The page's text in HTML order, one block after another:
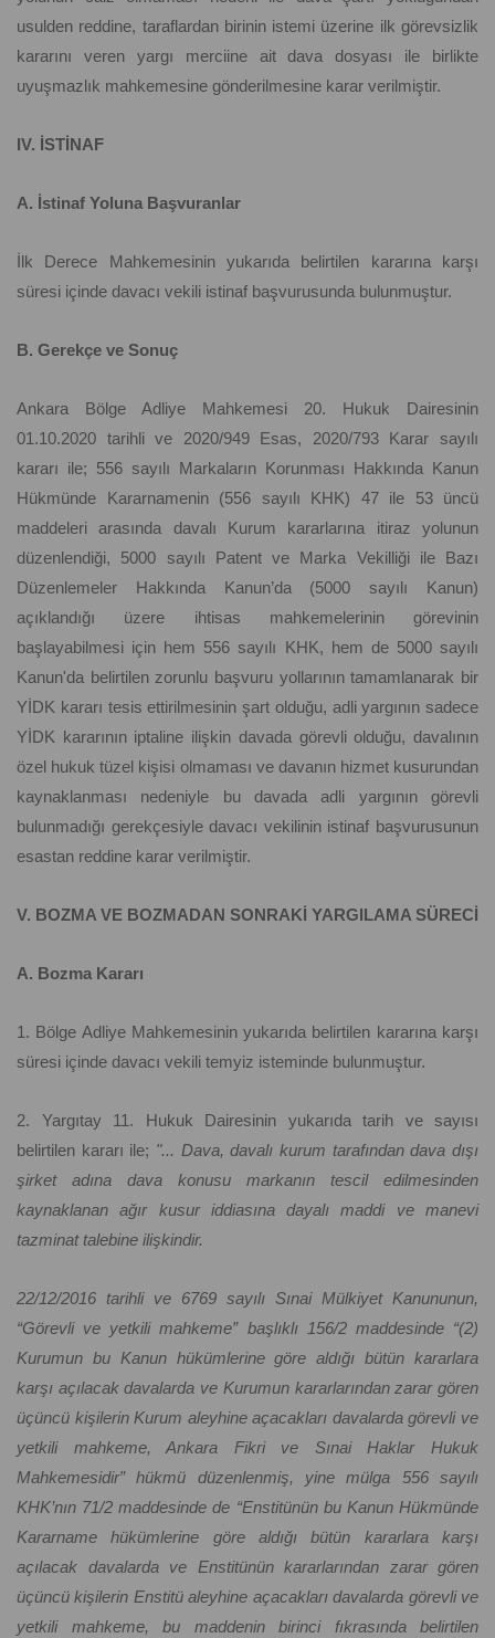
usulden reddine, taraflardan birinin istemi üzerine ilk görevsizlik
kararını veren yargı merciine ait dava dosyası ile birlikte
uyuşmazlık mahkemesine gönderilmesine karar verilmiştir.
IV. İSTİNAF
A. İstinaf Yoluna Başvuranlar
İlk Derece Mahkemesinin yukarıda belirtilen kararına karşı
süresi içinde davacı vekili istinaf başvurusunda bulunmuştur.
B. Gerekçe ve Sonuç
Ankara Bölge Adliye Mahkemesi 20. Hukuk Dairesinin
01.10.2020 tarihli ve 2020/949 Esas, 2020/793 Karar sayılı
kararı ile; 556 sayılı Markaların Korunması Hakkında Kanun
Hükmünde Kararnamenin (556 sayılı KHK) 47 ile 53 üncü
maddeleri arasında davalı Kurum kararlarına itiraz yolunun
düzenlendiği, 5000 sayılı Patent ve Marka Vekilliği ile Bazı
Düzenlemeler Hakkında Kanun’da (5000 sayılı Kanun)
açıklandığı üzere ihtisas mahkemelerinin görevinin
başlayabilmesi için hem 556 sayılı KHK, hem de 5000 sayılı
Kanun'da belirtilen zorunlu başvuru yollarının tamamlanarak bir
YİDK kararı tesis ettirilmesinin şart olduğu, adli yargının sadece
YİDK kararının iptaline ilişkin davada görevli olduğu, davalının
özel hukuk tüzel kişisi olmaması ve davanın hizmet kusurundan
kaynaklanması nedeniyle bu davada adli yargının görevli
bulunmadığı gerekçesiyle davacı vekilinin istinaf başvurusunun
esastan reddine karar verilmiştir.
V. BOZMA VE BOZMADAN SONRAKİ YARGILAMA SÜRECİ
A. Bozma Kararı
1. Bölge Adliye Mahkemesinin yukarıda belirtilen kararına karşı
süresi içinde davacı vekili temyiz isteminde bulunmuştur.
2. Yargıtay 11. Hukuk Dairesinin yukarıda tarih ve sayısı
belirtilen kararı ile; "... Dava, davalı kurum tarafından dava dışı
şirket adına dava konusu markanın tescil edilmesinden
kaynaklanan ağır kusur iddiasına dayalı maddi ve manevi
tazminat talebine ilişkindir.
22/12/2016 tarihli ve 6769 sayılı Sınai Mülkiyet Kanununun,
“Görevli ve yetkili mahkeme” başlıklı 156/2 maddesinde “(2)
Kurumun bu Kanun hükümlerine göre aldığı bütün kararlara
karşı açılacak davalarda ve Kurumun kararlarından zarar gören
üçüncü kişilerin Kurum aleyhine açacakları davalarda görevli ve
yetkili mahkeme, Ankara Fikri ve Sınai Haklar Hukuk
Mahkemesidir” hükmü düzenlenmiş, yine mülga 556 sayılı
KHK’nın 71/2 maddesinde de “Enstitünün bu Kanun Hükmünde
Kararname hükümlerine göre aldığı bütün kararlara karşı
açılacak davalarda ve Enstitünün kararlarından zarar gören
üçüncü kişilerin Enstitü aleyhine açacakları davalarda görevli ve
yetkili mahkeme, bu maddenin birinci fıkrasında belirtilen